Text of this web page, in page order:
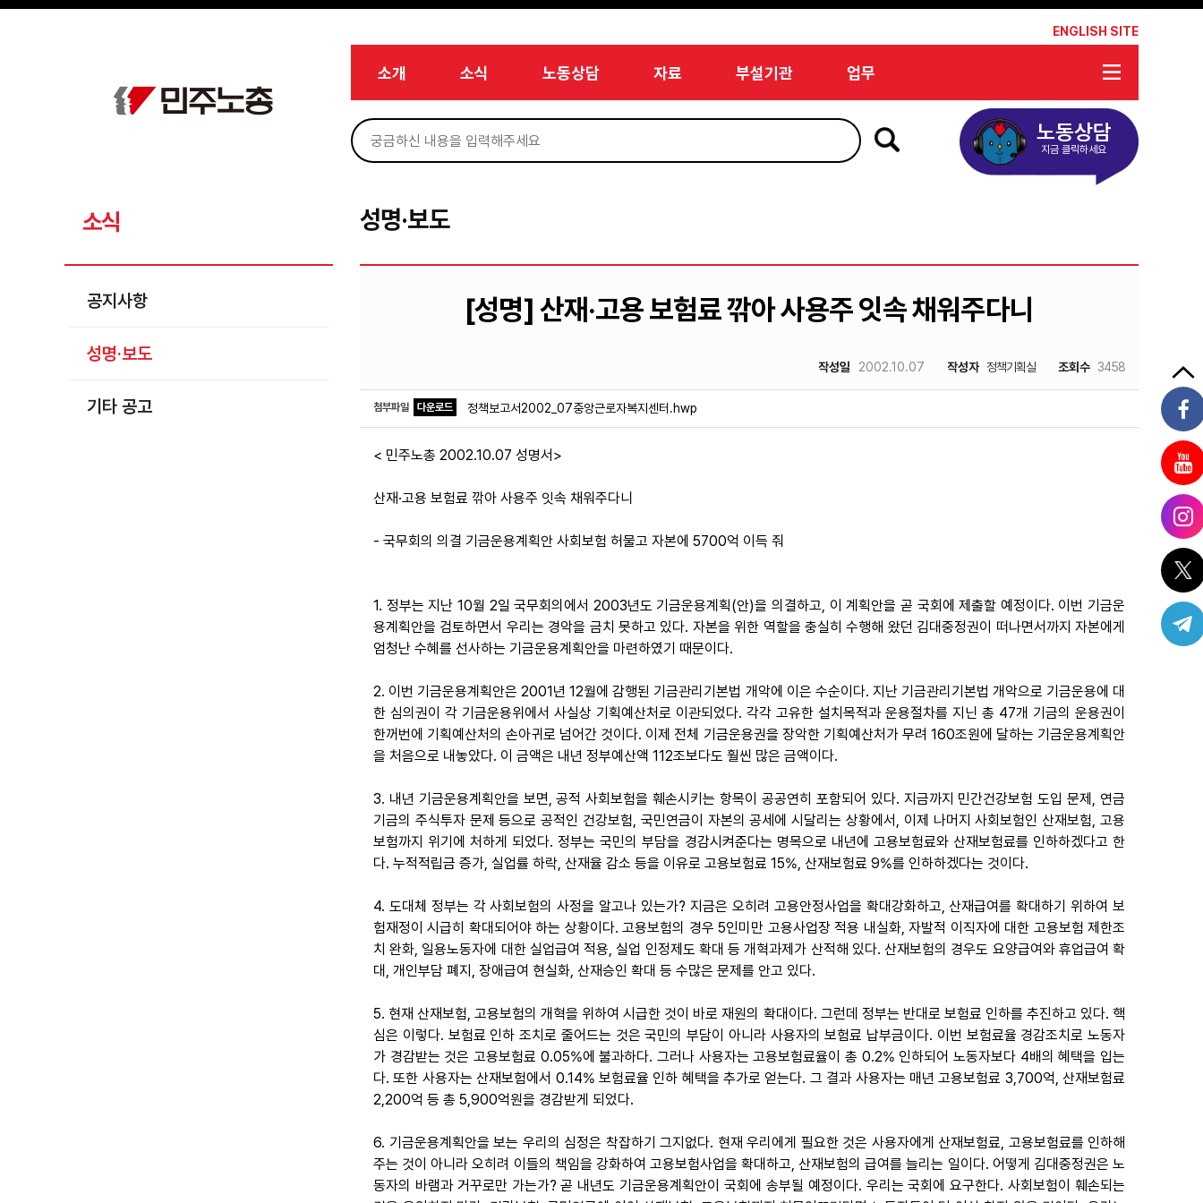
메뉴 건너뛰기
ENGLISH SITE
소개 소식 노동상담 자료 부설기관 업무
노동상담
지금 클릭하세요
소식
공지사항
성명·보도
기타 공고
성명·보도
[성명] 산재·고용 보험료 깎아 사용주 잇속 채워주다니
작성일 2002.10.07 작성자 정책기획실 조회수 3458
첨부파일 다운로드 정책보고서2002_07중앙근로자복지센터.hwp
< 민주노총 2002.10.07 성명서>
산재·고용 보험료 깎아 사용주 잇속 채워주다니
- 국무회의 의결 기금운용계획안 사회보험 허물고 자본에 5700억 이득 줘
1. 정부는 지난 10월 2일 국무회의에서 2003년도 기금운용계획(안)을 의결하고, 이 계획안을 곧 국회에 제출할 예정이다. 이번 기금운
용계획안을 검토하면서 우리는 경악을 금치 못하고 있다. 자본을 위한 역할을 충실히 수행해 왔던 김대중정권이 떠나면서까지 자본에게
엄청난 수혜를 선사하는 기금운용계획안을 마련하였기 때문이다.
2. 이번 기금운용계획안은 2001년 12월에 감행된 기금관리기본법 개악에 이은 수순이다. 지난 기금관리기본법 개악으로 기금운용에 대
한 심의권이 각 기금운용위에서 사실상 기획예산처로 이관되었다. 각각 고유한 설치목적과 운용절차를 지닌 총 47개 기금의 운용권이
한꺼번에 기획예산처의 손아귀로 넘어간 것이다. 이제 전체 기금운용권을 장악한 기획예산처가 무려 160조원에 달하는 기금운용계획안
을 처음으로 내놓았다. 이 금액은 내년 정부예산액 112조보다도 훨씬 많은 금액이다.
3. 내년 기금운용계획안을 보면, 공적 사회보험을 훼손시키는 항목이 공공연히 포함되어 있다. 지금까지 민간건강보험 도입 문제, 연금
기금의 주식투자 문제 등으로 공적인 건강보험, 국민연금이 자본의 공세에 시달리는 상황에서, 이제 나머지 사회보험인 산재보험, 고용
보험까지 위기에 처하게 되었다. 정부는 국민의 부담을 경감시켜준다는 명목으로 내년에 고용보험료와 산재보험료를 인하하겠다고 한
다. 누적적립금 증가, 실업률 하락, 산재율 감소 등을 이유로 고용보험료 15%, 산재보험료 9%를 인하하겠다는 것이다.
4. 도대체 정부는 각 사회보험의 사정을 알고나 있는가? 지금은 오히려 고용안정사업을 확대강화하고, 산재급여를 확대하기 위하여 보
험재정이 시급히 확대되어야 하는 상황이다. 고용보험의 경우 5인미만 고용사업장 적용 내실화, 자발적 이직자에 대한 고용보험 제한조
치 완화, 일용노동자에 대한 실업급여 적용, 실업 인정제도 확대 등 개혁과제가 산적해 있다. 산재보험의 경우도 요양급여와 휴업급여 확
대, 개인부담 폐지, 장애급여 현실화, 산재승인 확대 등 수많은 문제를 안고 있다.
5. 현재 산재보험, 고용보험의 개혁을 위하여 시급한 것이 바로 재원의 확대이다. 그런데 정부는 반대로 보험료 인하를 추진하고 있다. 핵
심은 이렇다. 보험료 인하 조치로 줄어드는 것은 국민의 부담이 아니라 사용자의 보험료 납부금이다. 이번 보험료율 경감조치로 노동자
가 경감받는 것은 고용보험료 0.05%에 불과하다. 그러나 사용자는 고용보험료율이 총 0.2% 인하되어 노동자보다 4배의 혜택을 입는
다. 또한 사용자는 산재보험에서 0.14% 보험료율 인하 혜택을 추가로 얻는다. 그 결과 사용자는 매년 고용보험료 3,700억, 산재보험료
2,200억 등 총 5,900억원을 경감받게 되었다.
6. 기금운용계획안을 보는 우리의 심정은 착잡하기 그지없다. 현재 우리에게 필요한 것은 사용자에게 산재보험료, 고용보험료를 인하해
주는 것이 아니라 오히려 이들의 책임을 강화하여 고용보험사업을 확대하고, 산재보험의 급여를 늘리는 일이다. 어떻게 김대중정권은 노
동자의 바램과 거꾸로만 가는가? 곧 내년도 기금운용계획안이 국회에 송부될 예정이다. 우리는 국회에 요구한다. 사회보험이 훼손되는
Sketchbook5, 스케치북5
Sketchbook5, 스케치북5